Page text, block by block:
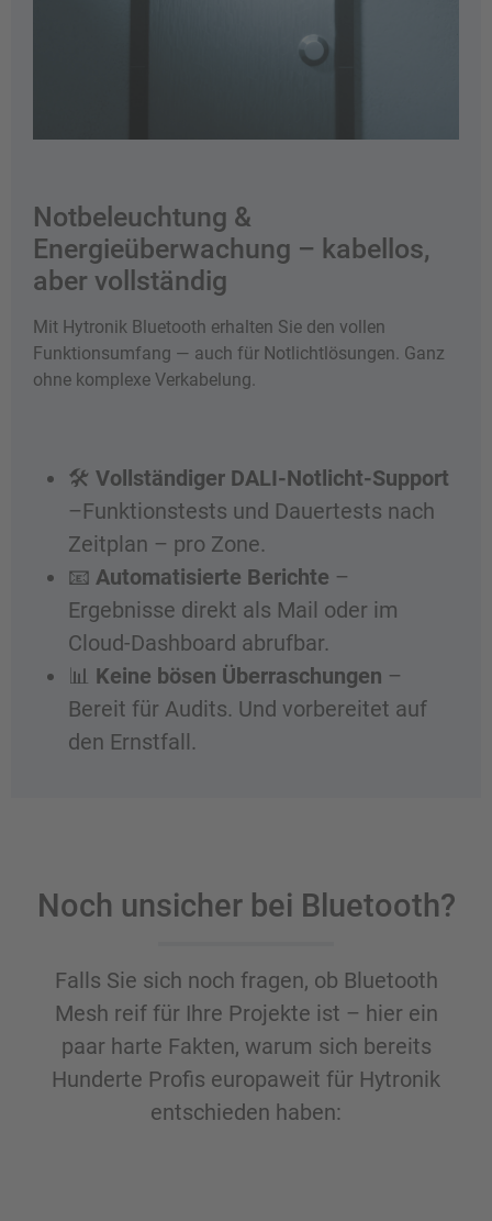
Notbeleuchtung &
Energieüberwachung – kabellos,
aber vollständig
Mit Hytronik Bluetooth erhalten Sie den vollen
Funktionsumfang — auch für Notlichtlösungen. Ganz
ohne komplexe Verkabelung.
🛠️ Vollständiger DALI-Notlicht-Support
–Funktionstests und Dauertests nach
Zeitplan – pro Zone.
📧 Automatisierte Berichte –
Ergebnisse direkt als Mail oder im
Cloud-Dashboard abrufbar.
📊 Keine bösen Überraschungen –
Bereit für Audits. Und vorbereitet auf
den Ernstfall.
Noch unsicher bei Bluetooth?
Falls Sie sich noch fragen, ob Bluetooth
Mesh reif für Ihre Projekte ist – hier ein
paar harte Fakten, warum sich bereits
Hunderte Profis europaweit für Hytronik
entschieden haben: